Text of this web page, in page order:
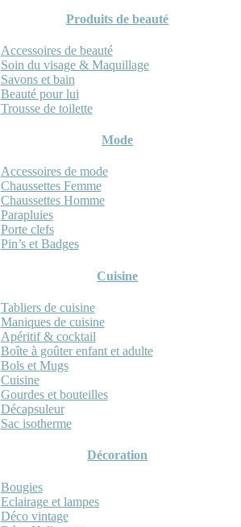
Produits de beauté
Accessoires de beauté
Soin du visage & Maquillage
Savons et bain
Beauté pour lui
Trousse de toilette
Mode
Accessoires de mode
Chaussettes Femme
Chaussettes Homme
Parapluies
Porte clefs
Pin’s et Badges
Cuisine
Tabliers de cuisine
Maniques de cuisine
Apéritif & cocktail
Boîte à goûter enfant et adulte
Bols et Mugs
Cuisine
Gourdes et bouteilles
Décapsuleur
Sac isotherme
Décoration
Bougies
Eclairage et lampes
Déco vintage